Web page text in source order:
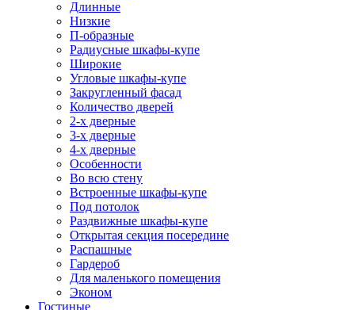
Длинные
Низкие
П-образные
Радиусные шкафы-купе
Широкие
Угловые шкафы-купе
Закругленный фасад
Количество дверей
2-х дверные
3-х дверные
4-х дверные
Особенности
Во всю стену
Встроенные шкафы-купе
Под потолок
Раздвижные шкафы-купе
Открытая секция посередине
Распашные
Гардероб
Для маленького помещения
Эконом
Гостиные